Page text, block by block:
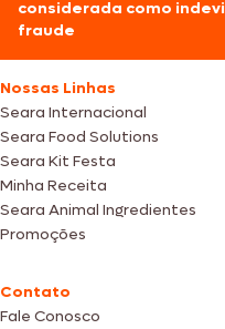
considerada como
fraude
Nossas Linhas
Seara Internacional
Seara Food Solutions
Seara Kit Festa
Minha Receita
Seara Animal Ingredientes
Promoções
Contato
Fale Conosco